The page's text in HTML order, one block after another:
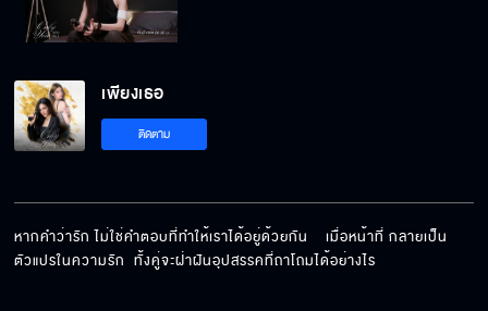
รักไม่มียอมเปลี่ยนแปลง
เพียงเธอ
ติดตาม
หากคำว่ารัก ไม่ใช่คำตอบที่ทำให้เราได้อยู่ด้วยกัน    เมื่อหน้าที่ กลายเป็น
ตัวแปรในความรัก  ทั้งคู่จะฝ่าฝันอุปสรรคที่ถาโถมได้อย่างไร